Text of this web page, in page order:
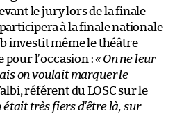
le jury lors de la finale
à la finale nationale
investit même le théâtre
pour l’occasion :« On ne leur
on voulait marquer le
référent du LOSC sur le
était très fiers d’être là, sur